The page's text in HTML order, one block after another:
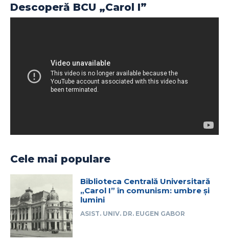
Descoperă BCU „Carol I”
Cele mai populare
Biblioteca Centrală Universitară
„Carol I” în comunism: umbre și
lumini
ASIST. UNIV. DR. EUGEN GABOR